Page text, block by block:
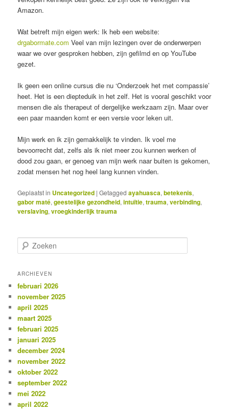
Amazon.
Wat betreft mijn eigen werk: Ik heb een website:
drgabormate.com Veel van mijn lezingen over de onderwerpen
waar we over gesproken hebben, zijn gefilmd en op YouTube
gezet.
Ik geen een online cursus die nu ‘Onderzoek het met compassie’
heet. Het is een diepteduik in het zelf. Het is vooral geschikt voor
mensen die als therapeut of dergelijke werkzaam zijn. Maar over
een paar maanden komt er een versie voor leken uit.
Mijn werk en ik zijn gemakkelijk te vinden. Ik voel me
bevoorrecht dat, zelfs als ik niet meer zou kunnen werken of
dood zou gaan, er genoeg van mijn werk naar buiten is gekomen,
zodat mensen het nog heel lang kunnen vinden.
Geplaatst in Uncategorized |Getagged ayahuasca,betekenis,
gabor maté,geestelijke gezondheid,intuïtie,trauma,verbinding,
verslaving,vroegkinderlijk trauma
o
k
n
ARCHIEVEN
februari 2026
november 2025
april 2025
maart 2025
februari 2025
januari 2025
december 2024
november 2022
oktober 2022
september 2022
mei 2022
april 2022